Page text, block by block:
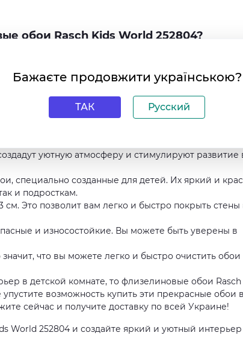
обои Rasch Kids World 252804?
это идеальное решение для детской комнаты.
стильный дизайн и практичность.
обоев Rasch Kids World
надежность и долговечность обоев.
при наклеивании и отличную адгезию к
рисунки создадут атмосферу радости и
более светлой и просторной.
уютную атмосферу и стимулируют развитие
специально созданные для детей. Их яркий и
и подросткам.
Это позволит вам легко и быстро покрыть стены
и износостойкие. Вы можете быть уверены в
значит, что вы можете легко и быстро очистить
в детской комнате, то флизелиновые обои Rasch
возможность купить эти прекрасные обои в
сейчас и получите доставку по всей Украине!
World 252804 и создайте яркий и уютный интерьер
Бажаєте продовжити українською?
ТАК Русский